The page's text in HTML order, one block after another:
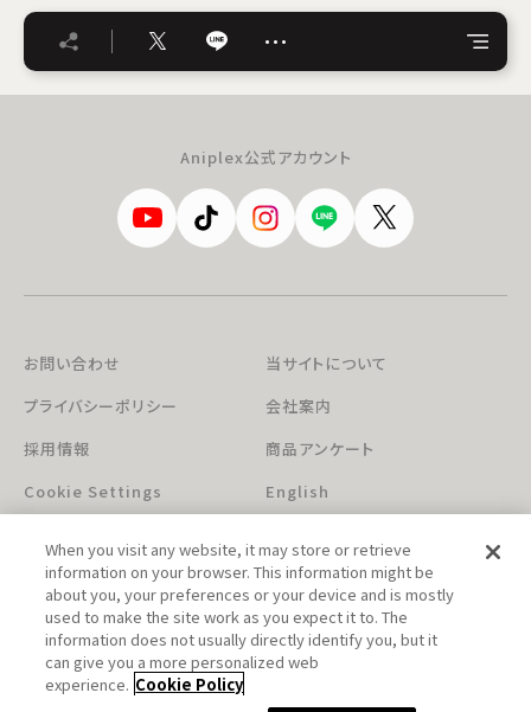
…
Aniplex公式アカウント
お問い合わせ
当サイトについて
プライバシーポリシー
会社案内
採用情報
商品アンケート
Cookie Settings
English
このホームページに掲載されている著作物の無断利用を禁じます。
When you visit any website, it may store or retrieve
information on your browser. This information might be
about you, your preferences or your device and is mostly
used to make the site work as you expect it to. The
information does not usually directly identify you, but it
can give you a more personalized web
experience. Cookie Policy